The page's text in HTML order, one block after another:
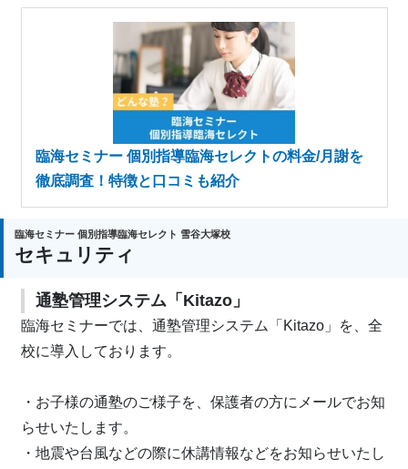
臨海セミナー 個別指導臨海セレクトの料金/月謝を
徹底調査！特徴と口コミも紹介
臨海セミナー 個別指導臨海セレクト 雪谷大塚校
セキュリティ
通塾管理システム「Kitazo」
臨海セミナーでは、通塾管理システム「Kitazo」を、全
校に導入しております。
・お子様の通塾のご様子を、保護者の方にメールでお知
らせいたします。
・地震や台風などの際に休講情報などをお知らせいたし